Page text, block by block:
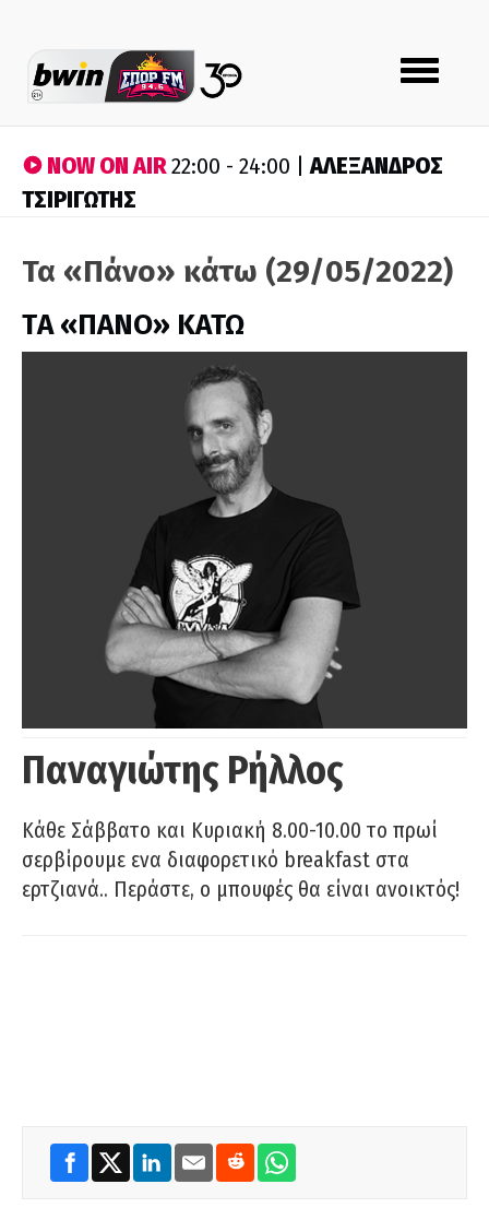
Toggle
navigation
NOW ON AIR22:00 - 24:00 |ΑΛΕΞΑΝΔΡΟΣ
ΤΣΙΡΙΓΩΤΗΣ
Τα «Πάνο» κάτω (29/05/2022)
ΤA «ΠΑΝΟ» ΚΑΤΩ
Παναγιώτης Ρήλλος
Κάθε Σάββατο και Κυριακή 8.00-10.00 το πρωί
σερβίρουμε ενα διαφορετικό breakfast στα
ερτζιανά.. Περάστε, ο μπουφές θα είναι ανοικτός!